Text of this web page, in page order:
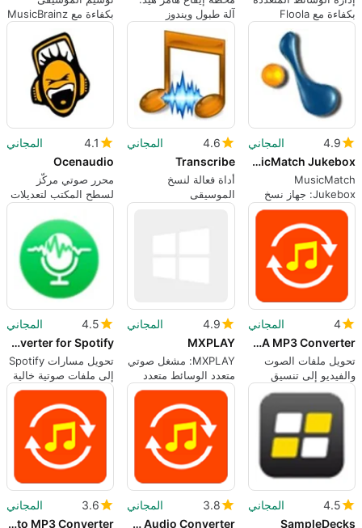
بكفاءة مع Floola
آلة طبول ويندوز
كلاسيكية للتكرار
بكفاءة مع MusicBrainz
Picard
4.9
المجاني
MusicMatch Jukebox
MusicMatch
Jukebox: جهاز نسخ
MP3، مشغل، ومدير
4.6
المجاني
Transcribe
أداة فعالة لنسخ
الموسيقى
4.1
المجاني
Ocenaudio
محرر صوتي مركّز
لسطح المكتب لتعديلات
سريعة وتحليل طيفي
4
المجاني
DVDVideoMedia Free WMA MP3 Converter
تحويل ملفات الصوت
والفيديو إلى تنسيق
MP3 و AAC بسهولة
4.9
المجاني
MXPLAY
MXPLAY: مشغل صوتي
متعدد الوسائط متعدد
الاستخدامات
4.5
المجاني
Sidify Music Converter for Spotify
تحويل مسارات Spotify
إلى ملفات صوتية خالية
من DRM على نظام
Windows
4.5
المجاني
SampleDecks
3.8
المجاني
Free Video to Audio Converter
3.6
المجاني
Free M4a to MP3 Converter